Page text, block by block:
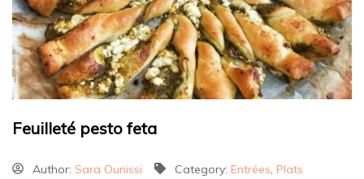
Feuilleté pesto feta
Author: Sara Ounissi Category: Entrées, Plats